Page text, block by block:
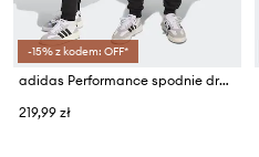
-15% z kodem: OFF*
adidas Performance spodnie dresowe dziecięce z bawełną
219,99 zł